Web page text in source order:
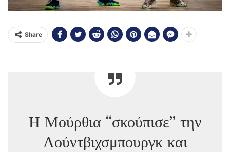
Share
Η Μούρθια “σκούπισε” την
Λούντβιχσμπουργκ και